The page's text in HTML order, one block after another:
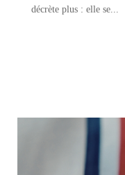
décrète plus : elle se...